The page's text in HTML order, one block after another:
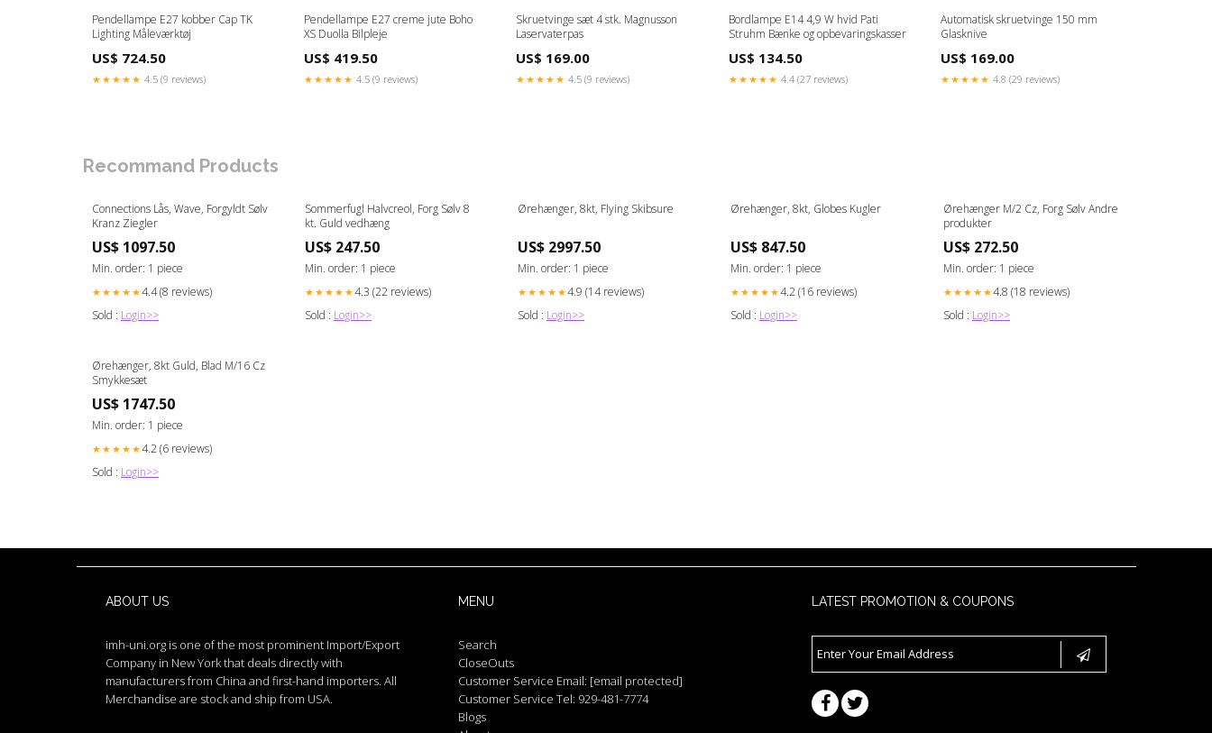
Pendellampe E27 kobber Cap TK
Lighting Måleværktøj
US$ 724.50
★★★★★ 4.5 (9 reviews)
Pendellampe E27 creme jute Boho
XS Duolla Bilpleje
US$ 419.50
★★★★★ 4.5 (9 reviews)
Skruetvinge sæt 4 stk. Magnusson
Laservaterpas
US$ 169.00
★★★★★ 4.5 (9 reviews)
Bordlampe E14 4,9 W hvid Pati
Struhm Bænke og opbevaringskasser
US$ 134.50
★★★★★ 4.4 (27 reviews)
Automatisk skruetvinge 150 mm
Glasknive
US$ 169.00
★★★★★ 4.8 (29 reviews)
Recommand Products
Connections Lås, Wave, Forgyldt Sølv
Kranz Ziegler
US$ 1097.50
Min. order: 1 piece
★★★★★4.4 (8 reviews)
Sold : Login>>
Sommerfugl Halvcreol, Forg Sølv 8
kt. Guld vedhæng
US$ 247.50
Min. order: 1 piece
★★★★★4.3 (22 reviews)
Sold : Login>>
Ørehænger, 8kt, Flying Skibsure
US$ 2997.50
Min. order: 1 piece
★★★★★4.9 (14 reviews)
Sold : Login>>
Ørehænger, 8kt, Globes Kugler
US$ 847.50
Min. order: 1 piece
★★★★★4.2 (16 reviews)
Sold : Login>>
Ørehænger M/2 Cz, Forg Sølv Andre
produkter
US$ 272.50
Min. order: 1 piece
★★★★★4.8 (18 reviews)
Sold : Login>>
Ørehænger, 8kt Guld, Blad M/16 Cz
Smykkesæt
US$ 1747.50
Min. order: 1 piece
★★★★★4.2 (6 reviews)
Sold : Login>>
ABOUT US
imh-uni.org is one of the most prominent Import/Export
Company in New York that deals directly with
manufacturers from China and first-hand importers. All
Merchandise are stock and ship from USA.
MENU
Search
CloseOuts
Customer Service Email: [email protected]
Customer Service Tel: 929-481-7774
Blogs
LATEST PROMOTION & COUPONS